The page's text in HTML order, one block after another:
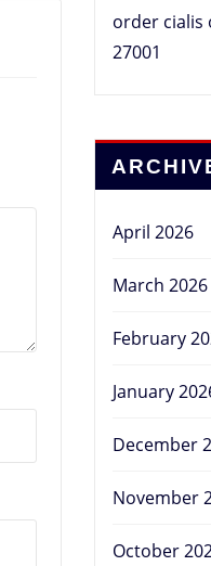
order cialis
27001
April 2026
March 2026
February
January
December
November
October